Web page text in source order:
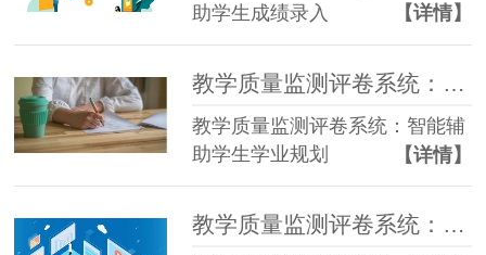
助学生成绩录入
【详情】
教学质量监测评卷系统：智能辅助学生学业规划
教学质量监测评卷系统：智能辅
助学生学业规划
【详情】
教学质量监测评卷系统：智能辅助优化学生成绩记录